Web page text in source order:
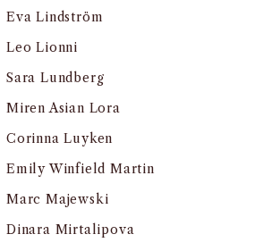
Eva Lindström
Leo Lionni
Sara Lundberg
Miren Asian Lora
Corinna Luyken
Emily Winfield Martin
Marc Majewski
Dinara Mirtalipova